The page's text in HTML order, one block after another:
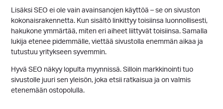
Lisäksi SEO ei ole vain avainsanojen käyttöä – se on sivuston
kokonaisrakennetta. Kun sisältö linkittyy toisiinsa luonnollisesti,
hakukone ymmärtää, miten eri aiheet liittyvät toisiinsa. Samalla
lukija etenee pidemmälle, viettää sivustolla enemmän aikaa ja
tutustuu yritykseen syvemmin.
Hyvä SEO näkyy lopulta myynnissä. Silloin markkinointi tuo
sivustolle juuri sen yleisön, joka etsii ratkaisua ja on valmis
etenemään ostopolulla.